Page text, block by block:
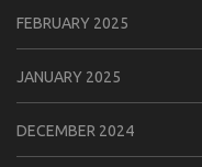
FEBRUARY 2025
JANUARY 2025
DECEMBER 2024